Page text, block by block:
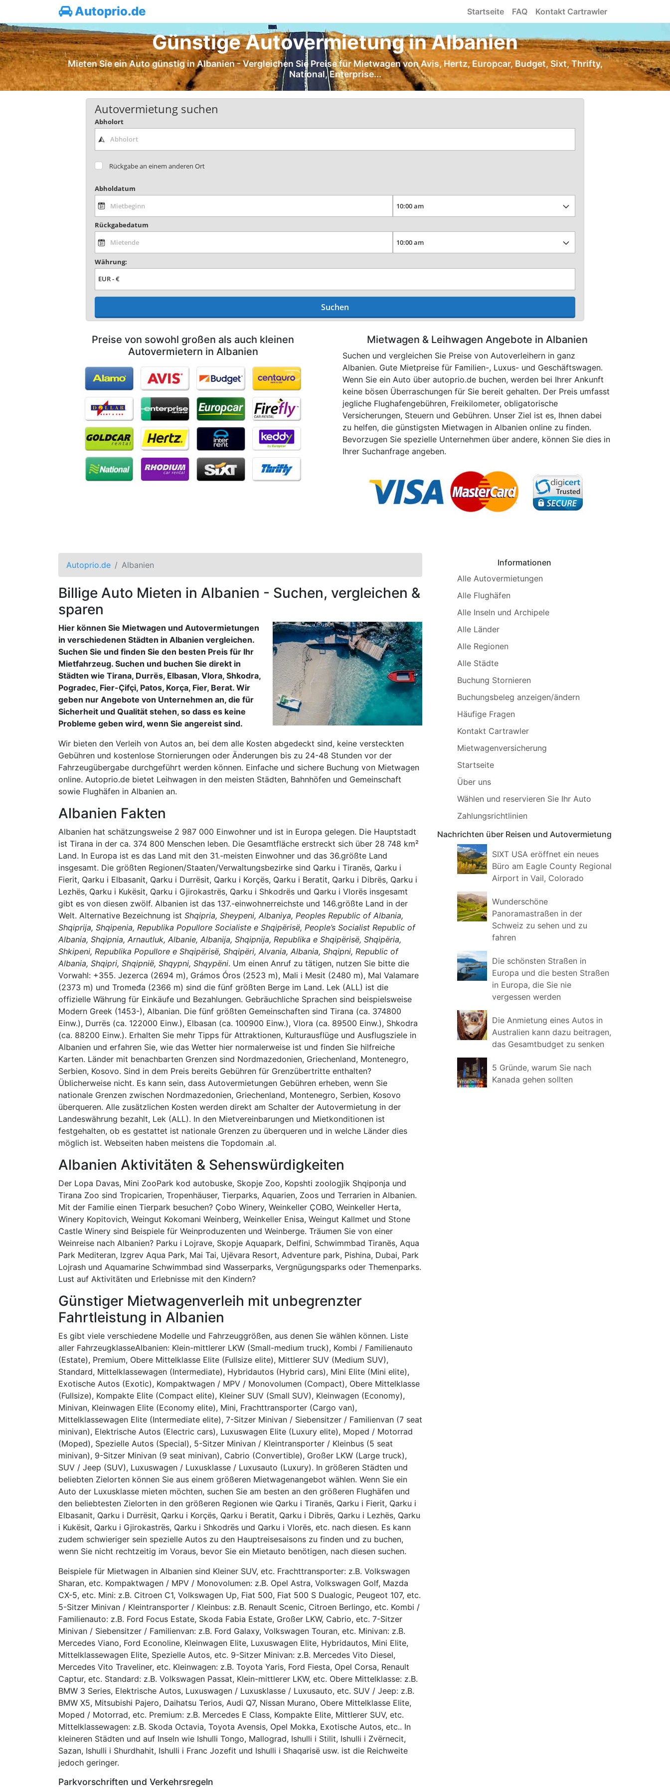
Autoprio.de Startseite FAQ Kontakt Cartrawler
Günstige Autovermietung in Albanien
Mieten Sie ein Auto günstig in Albanien - Vergleichen Sie Preise für Mietwagen von Avis, Hertz, Europcar, Budget, Sixt, Thrifty,
National, Enterprise...
Autovermietung suchen
Abholort
Rückgabe an einem anderen Ort
Abholdatum
Rückgabedatum
Währung:
Suchen
Preise von sowohl großen als auch kleinen
Autovermietern in Albanien
Mietwagen & Leihwagen Angebote in Albanien
Suchen und vergleichen Sie Preise von Autoverleihern in ganz
Albanien. Gute Mietpreise für Familien-, Luxus- und Geschäftswagen.
Wenn Sie ein Auto über autoprio.de buchen, werden bei Ihrer Ankunft
keine bösen Überraschungen für Sie bereit gehalten. Der Preis umfasst
jegliche Flughafengebühren, Freikilometer, obligatorische
Versicherungen, Steuern und Gebühren. Unser Ziel ist es, Ihnen dabei
zu helfen, die günstigsten Mietwagen in Albanien online zu finden.
Bevorzugen Sie spezielle Unternehmen über andere, können Sie dies in
Ihrer Suchanfrage angeben.
Autoprio.de Albanien
Billige Auto Mieten in Albanien - Suchen, vergleichen &
sparen
Hier können Sie Mietwagen und Autovermietungen
in verschiedenen Städten in Albanien vergleichen.
Suchen Sie und finden Sie den besten Preis für Ihr
Mietfahrzeug. Suchen und buchen Sie direkt in
Städten wie Tirana, Durrës, Elbasan, Vlora, Shkodra,
Pogradec, Fier-Çifçi, Patos, Korça, Fier, Berat. Wir
geben nur Angebote von Unternehmen an, die für
Sicherheit und Qualität stehen, so dass es keine
Probleme geben wird, wenn Sie angereist sind.
Wir bieten den Verleih von Autos an, bei dem alle Kosten abgedeckt sind, keine versteckten
Gebühren und kostenlose Stornierungen oder Änderungen bis zu 24-48 Stunden vor der
Fahrzeugübergabe durchgeführt werden können. Einfache und sichere Buchung von Mietwagen
online. Autoprio.de bietet Leihwagen in den meisten Städten, Bahnhöfen und Gemeinschaft
sowie Flughäfen in Albanien an.
Albanien Fakten
Albanien hat schätzungsweise 2 987 000 Einwohner und ist in Europa gelegen. Die Hauptstadt
ist Tirana in der ca. 374 800 Menschen leben. Die Gesamtfläche erstreckt sich über 28 748 km²
Land. In Europa ist es das Land mit den 31.-meisten Einwohner und das 36.größte Land
insgesamt. Die größten Regionen/Staaten/Verwaltungsbezirke sind Qarku i Tiranës, Qarku i
Fierit, Qarku i Elbasanit, Qarku i Durrësit, Qarku i Korçës, Qarku i Beratit, Qarku i Dibrës, Qarku i
Lezhës, Qarku i Kukësit, Qarku i Gjirokastrës, Qarku i Shkodrës und Qarku i Vlorës insgesamt
gibt es von diesen zwölf. Albanien ist das 137.-einwohnerreichste und 146.größte Land in der
Welt. Alternative Bezeichnung ist Shqipria, Sheypeni, Albaniya, Peoples Republic of Albania,
Shqiprija, Shqipenia, Republika Popullore Socialiste e Shqipërisë, People’s Socialist Republic of
Albania, Shqipnia, Arnautluk, Albanie, Albanija, Shqipnija, Republika e Shqipërisë, Shqipëria,
Shkipeni, Republika Popullore e Shqipërisë, Shqipëri, Alvania, Albania, Shqipni, Republic of
Albania, Shqipri, Shqipnië, Shqypni, Shqypëni. Um einen Anruf zu tätigen, nutzen Sie bitte die
Vorwahl: +355. Jezerca (2694 m), Grámos Óros (2523 m), Mali i Mesit (2480 m), Mal Valamare
(2373 m) und Tromeđa (2366 m) sind die fünf größten Berge im Land. Lek (ALL) ist die
offizielle Währung für Einkäufe und Bezahlungen. Gebräuchliche Sprachen sind beispielsweise
Modern Greek (1453-), Albanian. Die fünf größten Gemeinschaften sind Tirana (ca. 374800
Einw.), Durrës (ca. 122000 Einw.), Elbasan (ca. 100900 Einw.), Vlora (ca. 89500 Einw.), Shkodra
(ca. 88200 Einw.). Erhalten Sie mehr Tipps für Attraktionen, Kulturausflüge und Ausflugsziele in
Albanien und erfahren Sie, wie das Wetter hier normalerweise ist und finden Sie hilfreiche
Karten. Länder mit benachbarten Grenzen sind Nordmazedonien, Griechenland, Montenegro,
Serbien, Kosovo. Sind in dem Preis bereits Gebühren für Grenzübertritte enthalten?
Üblicherweise nicht. Es kann sein, dass Autovermietungen Gebühren erheben, wenn Sie
nationale Grenzen zwischen Nordmazedonien, Griechenland, Montenegro, Serbien, Kosovo
überqueren. Alle zusätzlichen Kosten werden direkt am Schalter der Autovermietung in der
Landeswährung bezahlt, Lek (ALL). In den Mietvereinbarungen und Mietkonditionen ist
festgehalten, ob es gestattet ist nationale Grenzen zu überqueren und in welche Länder dies
möglich ist. Webseiten haben meistens die Topdomain .al.
Albanien Aktivitäten & Sehenswürdigkeiten
Der Lopa Davas, Mini ZooPark kod autobuske, Skopje Zoo, Kopshti zoologjik Shqiponja und
Tirana Zoo sind Tropicarien, Tropenhäuser, Tierparks, Aquarien, Zoos und Terrarien in Albanien.
Mit der Familie einen Tierpark besuchen? Çobo Winery, Weinkeller ÇOBO, Weinkeller Herta,
Winery Kopitovich, Weingut Kokomani Weinberg, Weinkeller Enisa, Weingut Kallmet und Stone
Castle Winery sind Beispiele für Weinproduzenten und Weinberge. Träumen Sie von einer
Weinreise nach Albanien? Parku i Lojrave, Skopje Aquapark, Delfini, Schwimmbad Tiranës, Aqua
Park Mediteran, Izgrev Aqua Park, Mai Tai, Ujëvara Resort, Adventure park, Pishina, Dubai, Park
Lojrash und Aquamarine Schwimmbad sind Wasserparks, Vergnügungsparks oder Themenparks.
Lust auf Aktivitäten und Erlebnisse mit den Kindern?
Günstiger Mietwagenverleih mit unbegrenzter
Fahrtleistung in Albanien
Es gibt viele verschiedene Modelle und Fahrzeuggrößen, aus denen Sie wählen können. Liste
aller FahrzeugklasseAlbanien: Klein-mittlerer LKW (Small-medium truck), Kombi / Familienauto
(Estate), Premium, Obere Mittelklasse Elite (Fullsize elite), Mittlerer SUV (Medium SUV),
Standard, Mittelklassewagen (Intermediate), Hybridautos (Hybrid cars), Mini Elite (Mini elite),
Exotische Autos (Exotic), Kompaktwagen / MPV / Monovolumen (Compact), Obere Mittelklasse
(Fullsize), Kompakte Elite (Compact elite), Kleiner SUV (Small SUV), Kleinwagen (Economy),
Minivan, Kleinwagen Elite (Economy elite), Mini, Frachttransporter (Cargo van),
Mittelklassewagen Elite (Intermediate elite), 7-Sitzer Minivan / Siebensitzer / Familienvan (7 seat
minivan), Elektrische Autos (Electric cars), Luxuswagen Elite (Luxury elite), Moped / Motorrad
(Moped), Spezielle Autos (Special), 5-Sitzer Minivan / Kleintransporter / Kleinbus (5 seat
minivan), 9-Sitzer Minivan (9 seat minivan), Cabrio (Convertible), Großer LKW (Large truck),
SUV / Jeep (SUV), Luxuswagen / Luxusklasse / Luxusauto (Luxury). In größeren Städten und
beliebten Zielorten können Sie aus einem größeren Mietwagenangebot wählen. Wenn Sie ein
Auto der Luxusklasse mieten möchten, suchen Sie am besten an den größeren Flughäfen und
den beliebtesten Zielorten in den größeren Regionen wie Qarku i Tiranës, Qarku i Fierit, Qarku i
Elbasanit, Qarku i Durrësit, Qarku i Korçës, Qarku i Beratit, Qarku i Dibrës, Qarku i Lezhës, Qarku
i Kukësit, Qarku i Gjirokastrës, Qarku i Shkodrës und Qarku i Vlorës, etc. nach diesen. Es kann
zudem schwieriger sein spezielle Autos zu den Hauptreisesaisons zu finden und zu buchen,
wenn Sie nicht rechtzeitig im Voraus, bevor Sie ein Mietauto benötigen, nach diesen suchen.
Beispiele für Mietwagen in Albanien sind Kleiner SUV, etc. Frachttransporter: z.B. Volkswagen
Sharan, etc. Kompaktwagen / MPV / Monovolumen: z.B. Opel Astra, Volkswagen Golf, Mazda
CX-5, etc. Mini: z.B. Citroen C1, Volkswagen Up, Fiat 500, Fiat 500 S Dualogic, Peugeot 107, etc.
5-Sitzer Minivan / Kleintransporter / Kleinbus: z.B. Renault Scenic, Citroen Berlingo, etc. Kombi /
Familienauto: z.B. Ford Focus Estate, Skoda Fabia Estate, Großer LKW, Cabrio, etc. 7-Sitzer
Minivan / Siebensitzer / Familienvan: z.B. Ford Galaxy, Volkswagen Touran, etc. Minivan: z.B.
Mercedes Viano, Ford Econoline, Kleinwagen Elite, Luxuswagen Elite, Hybridautos, Mini Elite,
Mittelklassewagen Elite, Spezielle Autos, etc. 9-Sitzer Minivan: z.B. Mercedes Vito Diesel,
Mercedes Vito Traveliner, etc. Kleinwagen: z.B. Toyota Yaris, Ford Fiesta, Opel Corsa, Renault
Captur, etc. Standard: z.B. Volkswagen Passat, Klein-mittlerer LKW, etc. Obere Mittelklasse: z.B.
BMW 3 Series, Elektrische Autos, Luxuswagen / Luxusklasse / Luxusauto, etc. SUV / Jeep: z.B.
BMW X5, Mitsubishi Pajero, Daihatsu Terios, Audi Q7, Nissan Murano, Obere Mittelklasse Elite,
Moped / Motorrad, etc. Premium: z.B. Mercedes E Class, Kompakte Elite, Mittlerer SUV, etc.
Mittelklassewagen: z.B. Skoda Octavia, Toyota Avensis, Opel Mokka, Exotische Autos, etc.. In
kleineren Städten und auf Inseln wie Ishulli Tongo, Mallograd, Ishulli i Stilit, Ishulli i Zvërnecit,
Sazan, Ishulli i Shurdhahit, Ishulli i Franc Jozefit und Ishulli i Shaqarisë usw. ist die Reichweite
jedoch geringer.
Parkvorschriften und Verkehrsregeln
Informationen
Alle Autovermietungen
Alle Flughäfen
Alle Inseln und Archipele
Alle Länder
Alle Regionen
Alle Städte
Buchung Stornieren
Buchungsbeleg anzeigen/ändern
Häufige Fragen
Kontakt Cartrawler
Mietwagenversicherung
Startseite
Über uns
Wählen und reservieren Sie Ihr Auto
Zahlungsrichtlinien
Nachrichten über Reisen und Autovermietung
SIXT USA eröffnet ein neues
Büro am Eagle County Regional
Airport in Vail, Colorado
Wunderschöne
Panoramastraßen in der
Schweiz zu sehen und zu
fahren
Die schönsten Straßen in
Europa und die besten Straßen
in Europa, die Sie nie
vergessen werden
Die Anmietung eines Autos in
Australien kann dazu beitragen,
das Gesamtbudget zu senken
5 Gründe, warum Sie nach
Kanada gehen sollten